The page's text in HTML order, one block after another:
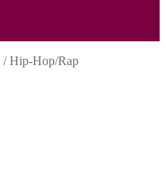
/Hip-Hop/Rap